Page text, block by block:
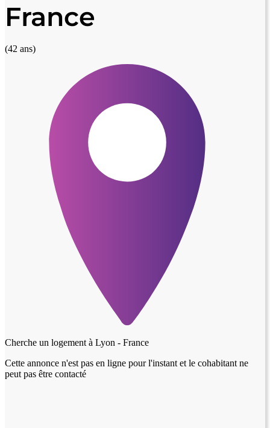
France
(42 ans)
Cherche un logement à Lyon - France
Cette annonce n'est pas en ligne pour l'instant et le cohabitant ne
peut pas être contacté